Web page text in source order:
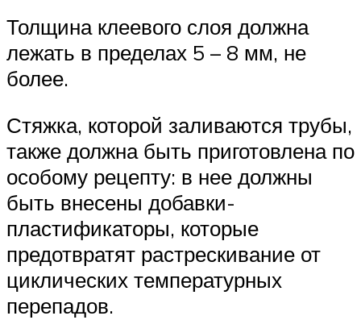
Толщина клеевого слоя должна
лежать в пределах 5 – 8 мм, не
более.
Стяжка, которой заливаются трубы,
также должна быть приготовлена по
особому рецепту: в нее должны
быть внесены добавки-
пластификаторы, которые
предотвратят растрескивание от
циклических температурных
перепадов.